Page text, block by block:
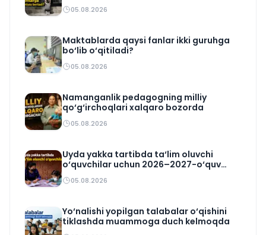
05.08.2026
Maktablarda qaysi fanlar ikki guruhga
bo‘lib o‘qitiladi?
05.08.2026
Namanganlik pedagogning milliy
qo‘g‘irchoqlari xalqaro bozorda
05.08.2026
Uyda yakka tartibda ta‘lim oluvchi
o‘quvchilar uchun 2026–2027-o‘quv
rejasi tasdiqlandi
05.08.2026
Yo‘nalishi yopilgan talabalar o‘qishini
tiklashda muammoga duch kelmoqda